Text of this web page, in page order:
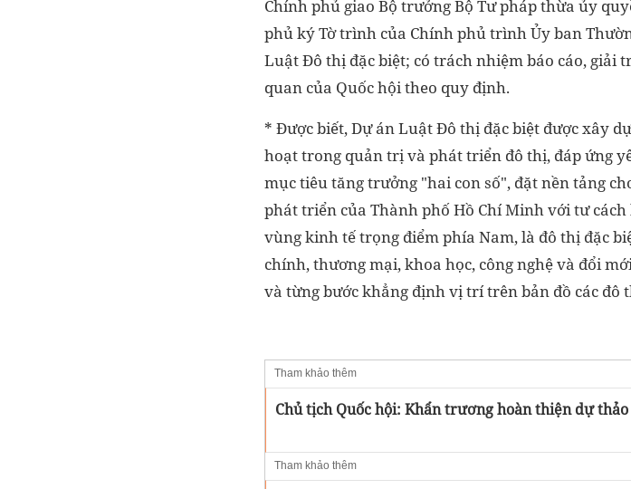
Chính phủ giao Bộ trưởng Bộ Tư pháp thừa ủy
phủ ký Tờ trình của Chính phủ trình Ủy ban
Luật Đô thị đặc biệt; có trách nhiệm báo cáo, giải
quan của Quốc hội theo quy định.
* Được biết, Dự án Luật Đô thị đặc biệt được xây
hoạt trong quản trị và phát triển đô thị, đáp ứng
mục tiêu tăng trưởng "hai con số", đặt nền tảng
phát triển của Thành phố Hồ Chí Minh với tư
vùng kinh tế trọng điểm phía Nam, là đô thị đặc
chính, thương mại, khoa học, công nghệ và đổi
và từng bước khẳng định vị trí trên bản đồ các đô
Tham khảo thêm
Chủ tịch Quốc hội: Khẩn trương hoàn thiện dự
Tham khảo thêm